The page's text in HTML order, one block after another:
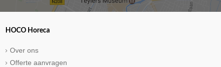
HOCO Horeca
Over ons
Offerte aanvragen